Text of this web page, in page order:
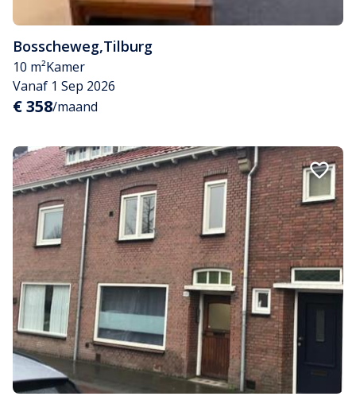
Bosscheweg,Tilburg
10 m²Kamer
Vanaf 1 Sep 2026
€ 358/maand